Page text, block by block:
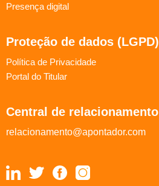
Presença digital
Proteção de dados (LGPD)
Política de Privacidade
Portal do Titular
Central de relacionamento
relacionamento@apontador.com